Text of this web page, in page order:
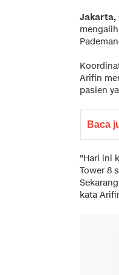
Jakarta,
Arifin
pasien
Baca
"Hari ini
Tower 8
kata